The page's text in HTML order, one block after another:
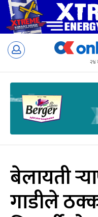
Skip
२४
बेलायती
गाडीले